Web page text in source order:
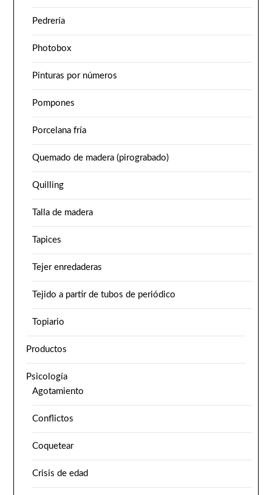
Pedrería
Photobox
Pinturas por números
Pompones
Porcelana fría
Quemado de madera (pirograbado)
Quilling
Talla de madera
Tapices
Tejer enredaderas
Tejido a partir de tubos de periódico
Topiario
Productos
Psicología
Agotamiento
Conflictos
Coquetear
Crisis de edad